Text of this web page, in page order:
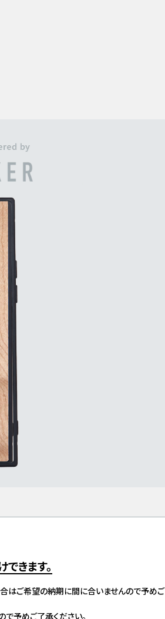
できます。
はご希望の納期に間に合いませんので予めご
予めご了承ください。